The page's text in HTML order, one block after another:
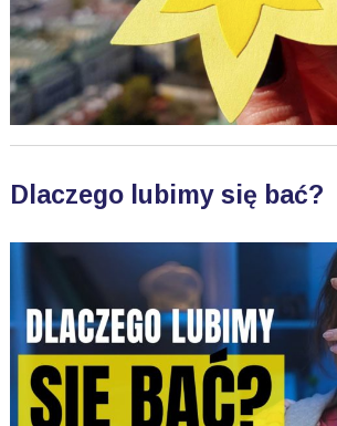
Dlaczego lubimy się bać?